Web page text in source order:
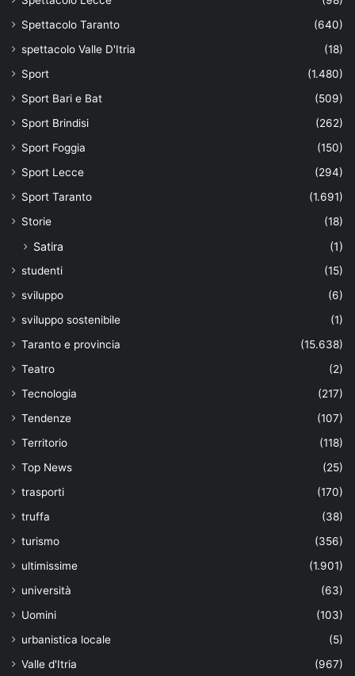
Spettacolo Taranto
(640)
spettacolo Valle D'Itria
(18)
Sport
(1.480)
Sport Bari e Bat
(509)
Sport Brindisi
(262)
Sport Foggia
(150)
Sport Lecce
(294)
Sport Taranto
(1.691)
Storie
(18)
Satira (1)
studenti
(15)
sviluppo
(6)
sviluppo sostenibile
(1)
Taranto e provincia
(15.638)
Teatro
(2)
Tecnologia
(217)
Tendenze
(107)
Territorio
(118)
Top News
(25)
trasporti
(170)
truffa
(38)
turismo
(356)
ultimissime
(1.901)
università
(63)
Uomini
(103)
urbanistica locale
(5)
Valle d'Itria
(967)